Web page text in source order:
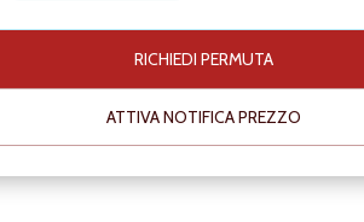
RICHIEDI PERMUTA
ATTIVA NOTIFICA PREZZO